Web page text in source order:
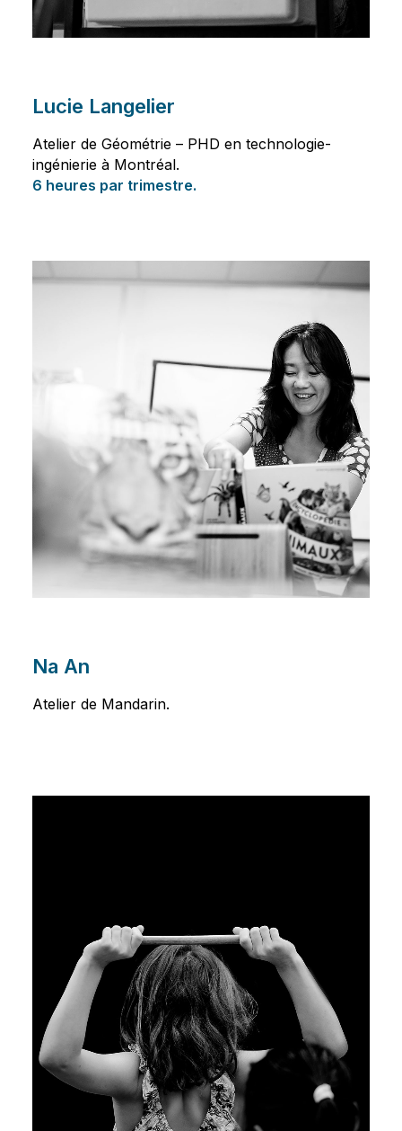
Lucie Langelier
Atelier de Géométrie – PHD en technologie-
ingénierie à Montréal.
6 heures par trimestre.
Na An
Atelier de Mandarin.